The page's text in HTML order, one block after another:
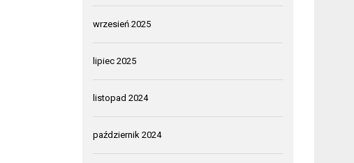
wrzesień 2025
lipiec 2025
listopad 2024
październik 2024